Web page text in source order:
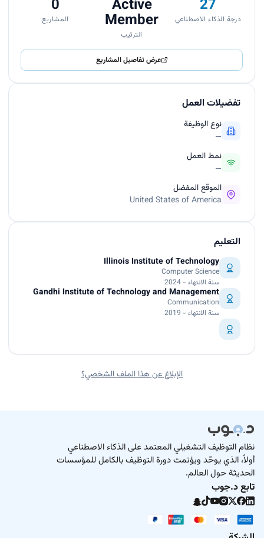
27
درجة الذكاء الاصطناعي
Active
Member
الترتيب
0
المشاريع
عرض تفاصيل المشاريع
تفضيلات العمل
نوع الوظيفة
—
نمط العمل
—
الموقع المفضل
United States of America
التعليم
Illinois Institute of Technology
Computer Science
سنة الانتهاء - 2024
Gandhi Institute of Technology and Management
Communication
سنة الانتهاء - 2019
الإبلاغ عن هذا الملف الشخصي؟
نظام التوظيف التشغيلي المعتمد على الذكاء الاصطناعي
أولاً، الذي يوحّد ويؤتمت دورة التوظيف بالكامل للمؤسسات
الحديثة حول العالم.
تابع د.جوب